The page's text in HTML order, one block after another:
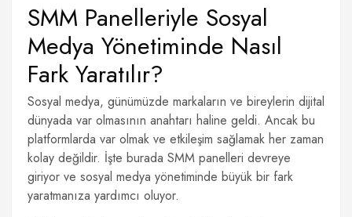
SMM Panelleriyle Sosyal
Medya Yönetiminde Nasıl
Fark Yaratılır?
Sosyal medya, günümüzde markaların ve bireylerin dijital
dünyada var olmasının anahtarı haline geldi. Ancak bu
platformlarda var olmak ve etkileşim sağlamak her zaman
kolay değildir. İşte burada SMM panelleri devreye
giriyor ve sosyal medya yönetiminde büyük bir fark
yaratmanıza yardımcı oluyor.